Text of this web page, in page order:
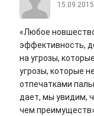
«Любое
эффективность,
на угрозы,
угрозы, которые
отпечатками
дает, мы увидим,
чем